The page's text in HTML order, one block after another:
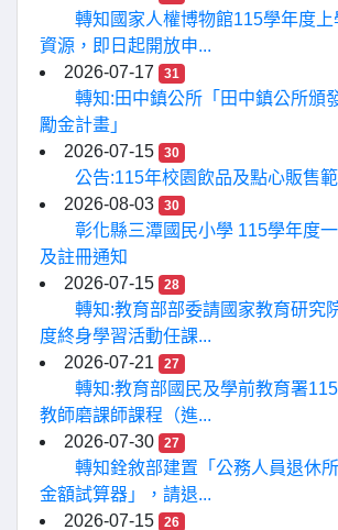
轉知國家人權博物館115學年度上
資源，即日起開放申...
2026-07-17
31
轉知:田中鎮公所「田中鎮公所頒
勵金計畫」
2026-07-15
30
公告:115年校園飲品及點心販售
2026-08-03
30
彰化縣三潭國民小學 115學年度
及註冊通知
2026-07-15
28
轉知:教育部部委請國家教育研究
度終身學習活動任課...
2026-07-21
27
轉知:教育部國民及學前教育署
教師磨課師課程（進...
2026-07-30
27
轉知銓敘部建置「公務人員退休
金額試算器」，請退...
2026-07-15
26